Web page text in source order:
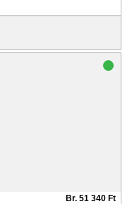
Br. 51 340 Ft